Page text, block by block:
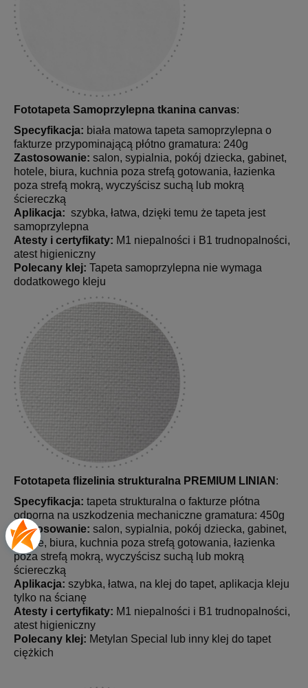
Fototapeta Samoprzylepna tkanina canvas:
Specyfikacja: biała matowa tapeta samoprzylepna o
fakturze przypominającą płótno gramatura: 240g
Zastosowanie: salon, sypialnia, pokój dziecka, gabinet,
hotele, biura, kuchnia poza strefą gotowania, łazienka
poza strefą mokrą, wyczyścisz suchą lub mokrą
ściereczką
Aplikacja: szybka, łatwa, dzięki temu że tapeta jest
samoprzylepna
Atesty i certyfikaty: M1 niepalności i B1 trudnopalności,
atest higieniczny
Polecany klej: Tapeta samoprzylepna nie wymaga
dodatkowego kleju
Fototapeta flizelinia strukturalna PREMIUM LINIAN :
Specyfikacja: tapeta strukturalna o fakturze płótna
odporna na uszkodzenia mechaniczne gramatura: 450g
Zastosowanie: salon, sypialnia, pokój dziecka, gabinet,
hotele, biura, kuchnia poza strefą gotowania, łazienka
poza strefą mokrą, wyczyścisz suchą lub mokrą
ściereczką
Aplikacja: szybka, łatwa, na klej do tapet, aplikacja kleju
tylko na ścianę
Atesty i certyfikaty: M1 niepalności i B1 trudnopalności,
atest higieniczny
Polecany klej: Metylan Special lub inny klej do tapet
ciężkich